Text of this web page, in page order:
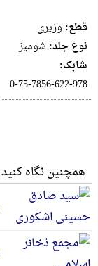
قطع: وزيرى
نوع جلد: شومیز
شابک:
0-75-7856-622-978
همچنین نگاه کنید